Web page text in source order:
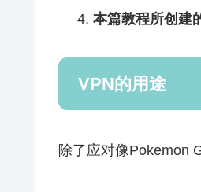
本篇教程所创建
VPN的用途
除了应对像Pokemon